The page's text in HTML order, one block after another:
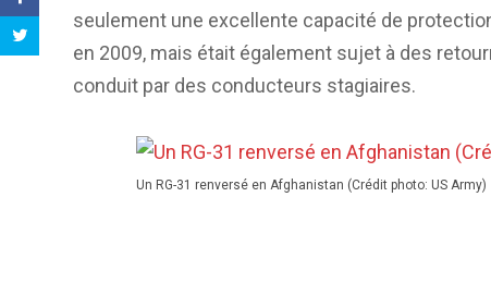
seulement une excellente capacité de
en 2009, mais était également sujet à des
conduit par des conducteurs stagiaires.
Un RG-31 renversé en Afghanistan (Crédit photo: US Army)